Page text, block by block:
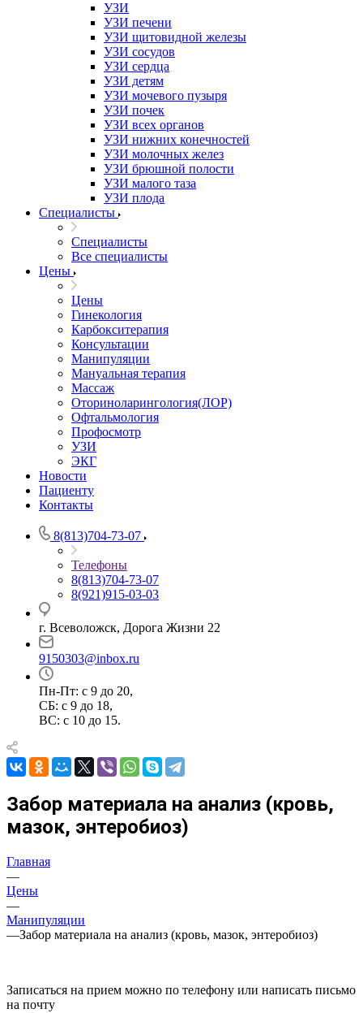
УЗИ
УЗИ печени
УЗИ щитовидной железы
УЗИ сосудов
УЗИ сердца
УЗИ детям
УЗИ мочевого пузыря
УЗИ почек
УЗИ всех органов
УЗИ нижних конечностей
УЗИ молочных желез
УЗИ брюшной полости
УЗИ малого таза
УЗИ плода
Специалисты
Специалисты
Все специалисты
Цены
Цены
Гинекология
Карбокситерапия
Консультации
Манипуляции
Мануальная терапия
Массаж
Оториноларингология(ЛОР)
Офтальмология
Профосмотр
УЗИ
ЭКГ
Новости
Пациенту
Контакты
8(813)704-73-07
Телефоны
8(813)704-73-07
8(921)915-03-03
г. Всеволожск, Дорога Жизни 22
9150303@inbox.ru
Пн-Пт: с 9 до 20,
СБ: с 9 до 18,
ВС: с 10 до 15.
Забор материала на анализ (кровь,
мазок, энтеробиоз)
Главная
—
Цены
—
Манипуляции
—Забор материала на анализ (кровь, мазок, энтеробиоз)
Записаться на прием можно по телефону или написать письмо
на почту